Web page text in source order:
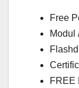
Free
Modul
FREE